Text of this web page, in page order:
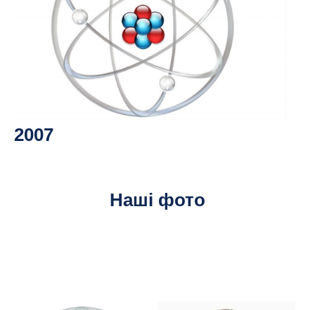
2007
Наші фото